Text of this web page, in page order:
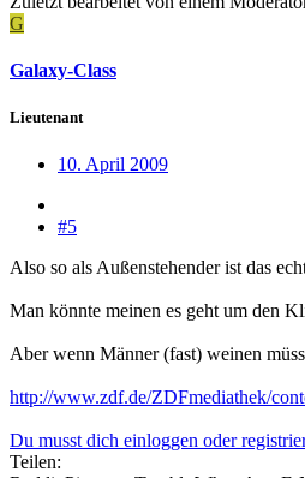
G
Galaxy-Class
Lieutenant
10. April 2009
#5
Also so als Außenstehender ist das
Man könnte meinen es geht um den
Aber wenn Männer (fast) weinen
http://www.zdf.de/ZDFmediathek/
Du musst dich einloggen oder
Teilen: